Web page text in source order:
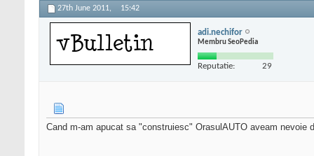
27th June 2011, 15:42
adi.nechifor
Membru SeoPedia
Reputatie: 29
Cand m-am apucat sa "construiesc" OrasulAUTO aveam nevoie